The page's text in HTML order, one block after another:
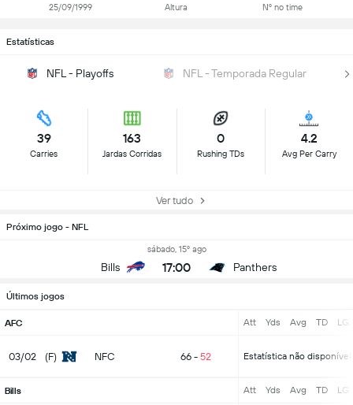
25/09/1999 Altura Nº no time
Estatísticas
NFL - Playoffs NFL - Temporada Regular
39
Carries
163
Jardas Corridas
0
Rushing TDs
4.2
Avg Per Carry
Ver tudo
Próximo jogo - NFL
Bills
sábado, 15º ago
17:00 Panthers
Últimos jogos
AFC Att Yds Avg TD LG
03/02 (F) NFC 66- 52 Estatística não disponível
Bills Att Yds Avg TD LG